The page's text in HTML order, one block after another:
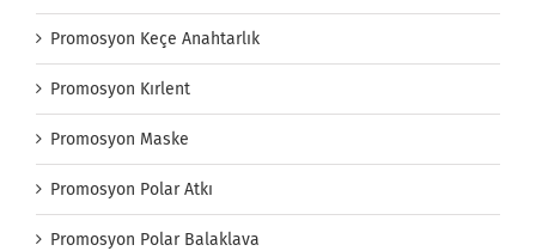
Promosyon Keçe Anahtarlık
Promosyon Kırlent
Promosyon Maske
Promosyon Polar Atkı
Promosyon Polar Balaklava